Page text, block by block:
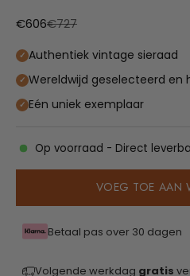
Aanbiedingsprijs
€606Normale prijs
€727
Authentiek vintage sieraad
Wereldwijd geselecteerd en
Eén uniek exemplaar
Op voorraad - Direct
VOEG TOE AAN
Betaal pas over 30 dagen
Volgende werkdag gratis